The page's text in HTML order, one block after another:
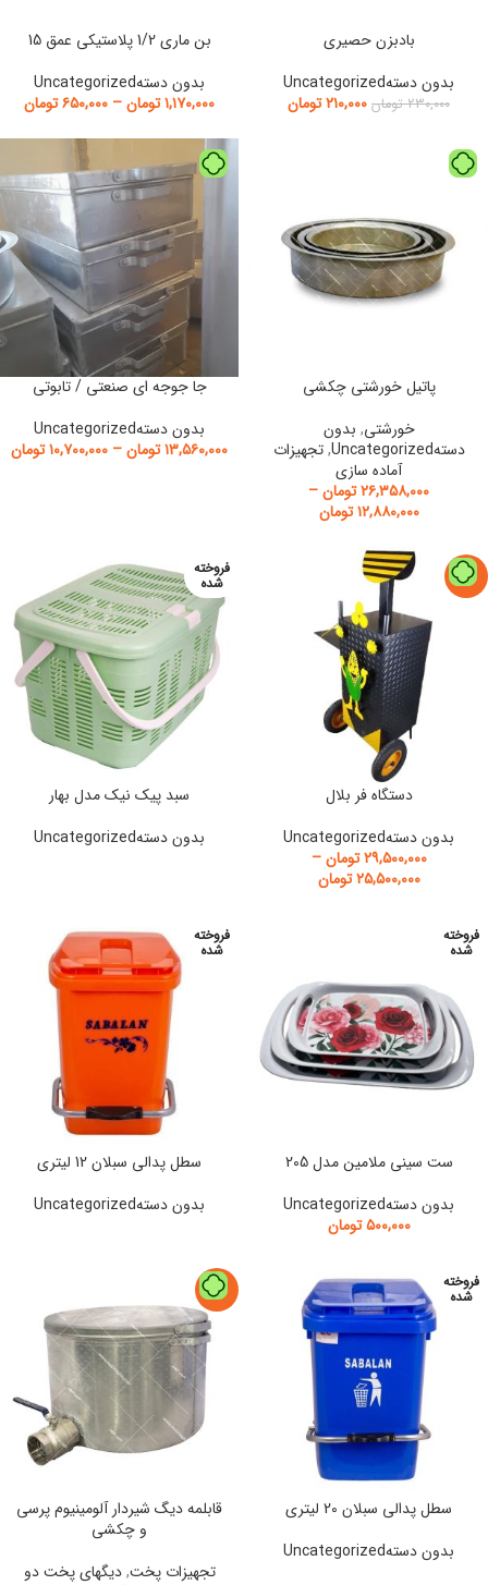
بادبزن حصیری
بدون دستهUncategorized
۲۳۰,۰۰۰ تومان ۲۱۰,۰۰۰تومان
بن ماری 1/2 پلاستیکی عمق 15
بدون دستهUncategorized
۱,۱۷۰,۰۰۰تومان– ۶۵۰,۰۰۰تومان
پاتیل خورشتی چکشی
خورشتی, بدون
دستهUncategorized
, تجهیزات
آماده سازی
۲۶,۳۵۸,۰۰۰تومان–
۱۲,۸۸۰,۰۰۰ تومان
جا جوجه ای صنعتی / تابوتی
بدون دستهUncategorized
۱۳,۵۶۰,۰۰۰تومان– ۱۰,۷۰۰,۰۰۰تومان
-8%
دستگاه فر بلال
بدون دستهUncategorized
۲۹,۵۰۰,۰۰۰ تومان –
۲۵,۵۰۰,۰۰۰ تومان
فروخته
شده
سبد پیک نیک مدل بهار
بدون دستهUncategorized
فروخته
شده
ست سینی ملامین مدل 205
بدون دستهUncategorized
۵۰۰,۰۰۰ تومان
فروخته
شده
سطل پدالی سبلان 12 لیتری
بدون دستهUncategorized
فروخته
شده
سطل پدالی سبلان 20 لیتری
بدون دستهUncategorized
-4%
قابلمه دیگ شیردار آلومینیوم پرسی
و چکشی
تجهیزات پخت, دیگهای پخت دو